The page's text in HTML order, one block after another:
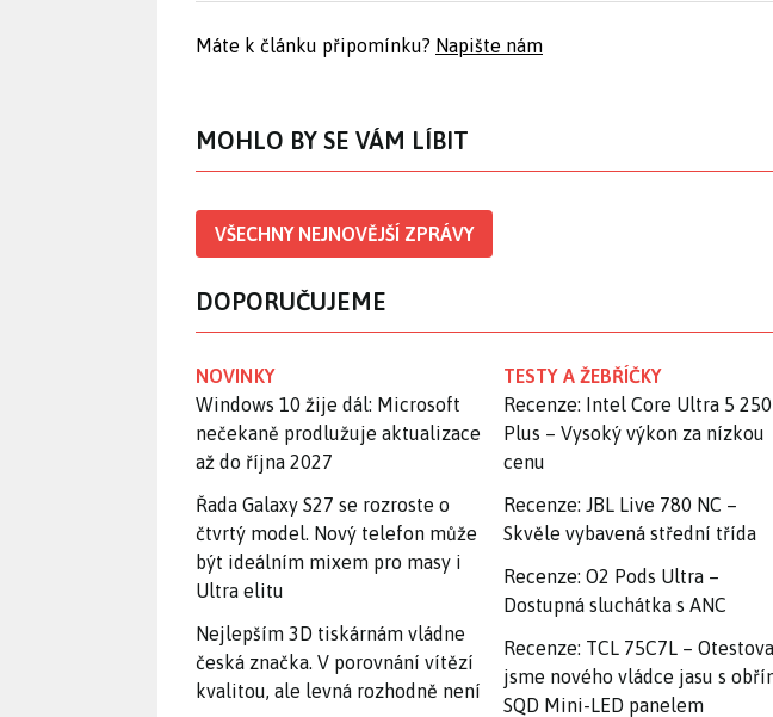
Máte k článku připomínku? Napište nám
MOHLO BY SE VÁM LÍBIT
VŠECHNY NEJNOVĚJŠÍ ZPRÁVY
DOPORUČUJEME
NOVINKY
Windows 10 žije dál: Microsoft
nečekaně prodlužuje aktualizace
až do října 2027
Řada Galaxy S27 se rozroste o
čtvrtý model. Nový telefon může
být ideálním mixem pro masy i
Ultra elitu
Nejlepším 3D tiskárnám vládne
česká značka. V porovnání vítězí
kvalitou, ale levná rozhodně není
TESTY A ŽEBŘÍČKY
Recenze: Intel Core Ultra 5
Plus – Vysoký výkon za nízkou
cenu
Recenze: JBL Live 780 NC –
Skvěle vybavená střední třída
Recenze: O2 Pods Ultra –
Dostupná sluchátka s ANC
Recenze: TCL 75C7L –
jsme nového vládce jasu s
SQD Mini-LED panelem